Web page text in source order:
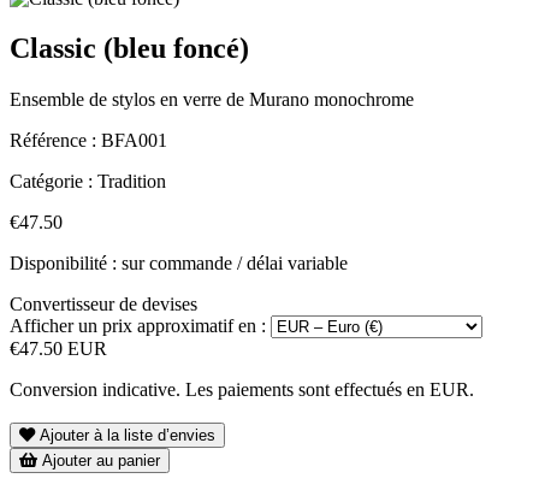
Classic (bleu foncé)
Ensemble de stylos en verre de Murano monochrome
Référence : BFA001
Catégorie : Tradition
€47.50
Disponibilité : sur commande / délai variable
Convertisseur de devises
Afficher un prix approximatif en :
€47.50 EUR
Conversion indicative. Les paiements sont effectués en EUR.
Ajouter à la liste d’envies
Ajouter au panier